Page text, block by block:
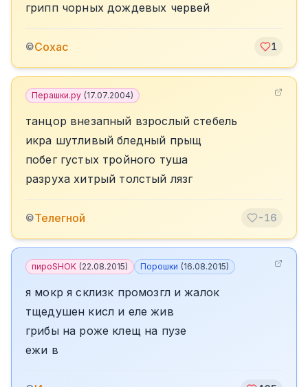
грипп чорных дождевых червей
©Сохас 1
Перашки.ру (17.07.2004)
танцор внезапный взрослый стебель
икра шутливый бледный прыщ
побег густых тройного туша
разруха хитрый толстый лязг
©Телегной -16
пироSHOK (22.08.2015) Порошки (16.08.2015)
я мокр я склизк промозгл и жалок
тщедушен кисл и еле жив
грибы на роже клещ на пузе
ежи в